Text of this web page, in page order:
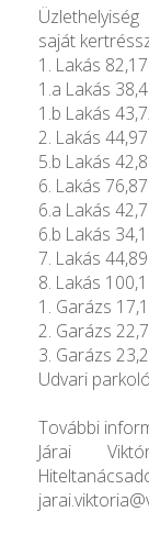
saját
1. Lakás
1.a Lakás
1.b Lakás
2. Lakás
5.b Lakás
6. Lakás
6.a Lakás
6.b Lakás
7. Lakás
8. Lakás
1. Garázs
2. Garázs
3. Garázs
Udvari
További
Járai